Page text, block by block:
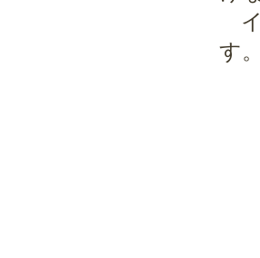
イ
す。